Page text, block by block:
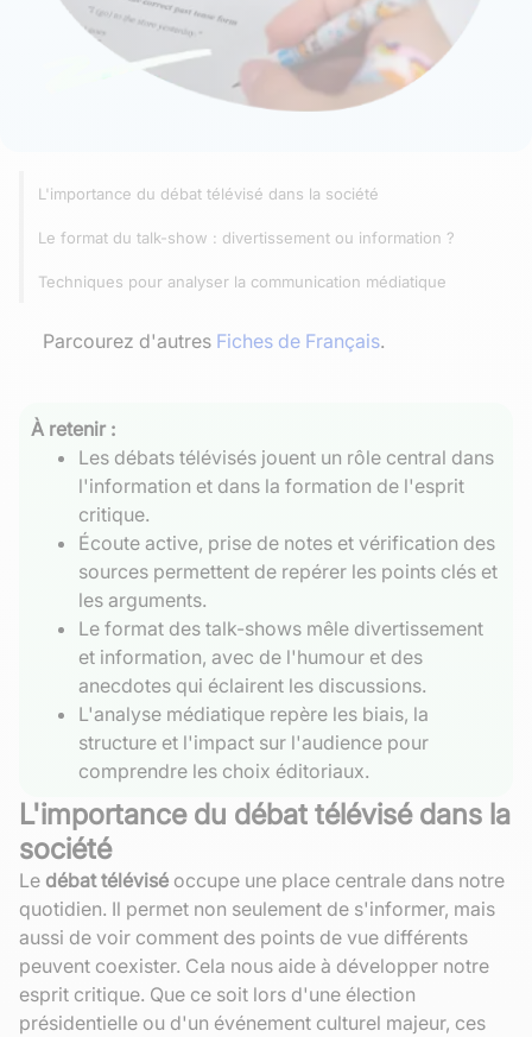
L'importance du débat télévisé dans la société
Le format du talk-show : divertissement ou information ?
Techniques pour analyser la communication médiatique
Parcourez d'autres Fiches de Français.
À retenir :
Les débats télévisés jouent un rôle central dans
l'information et dans la formation de l'esprit
critique.
Écoute active, prise de notes et vérification des
sources permettent de repérer les points clés et
les arguments.
Le format des talk-shows mêle divertissement
et information, avec de l'humour et des
anecdotes qui éclairent les discussions.
L'analyse médiatique repère les biais, la
structure et l'impact sur l'audience pour
comprendre les choix éditoriaux.
L'importance du débat télévisé dans la
société
Le débat télévisé occupe une place centrale dans notre
quotidien. Il permet non seulement de s'informer, mais
aussi de voir comment des points de vue différents
peuvent coexister. Cela nous aide à développer notre
esprit critique. Que ce soit lors d'une élection
présidentielle ou d'un événement culturel majeur, ces